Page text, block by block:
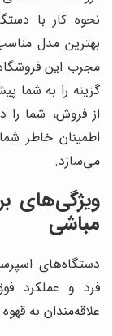
نحوه کار با
بهترین مدل
مجرب این
گزینه را به شما
از فروش، شما را
اطمینان خاطر
می‌سازد.
ویژگی‌های
مباشی
دستگاه‌های
فرد و عملکرد
علاقه‌مندان به